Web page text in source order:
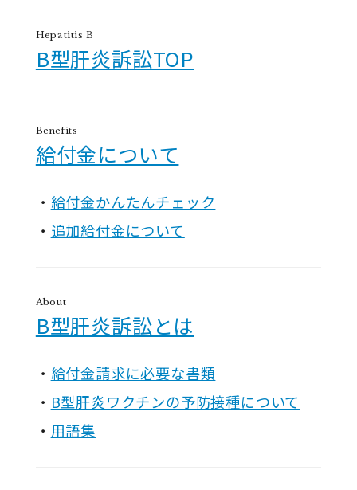
Hepatitis B
B型肝炎訴訟TOP
Benefits
給付金について
給付金かんたんチェック
追加給付金について
About
B型肝炎訴訟とは
給付金請求に必要な書類
B型肝炎ワクチンの予防接種について
用語集